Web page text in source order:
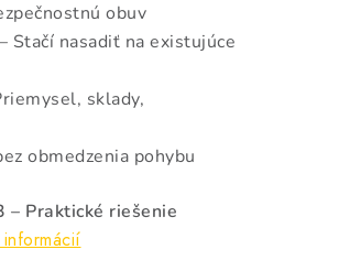
obuv
– Stačí nasadiť na existujúce
sklady,
obmedzenia pohybu
– Praktické riešenie